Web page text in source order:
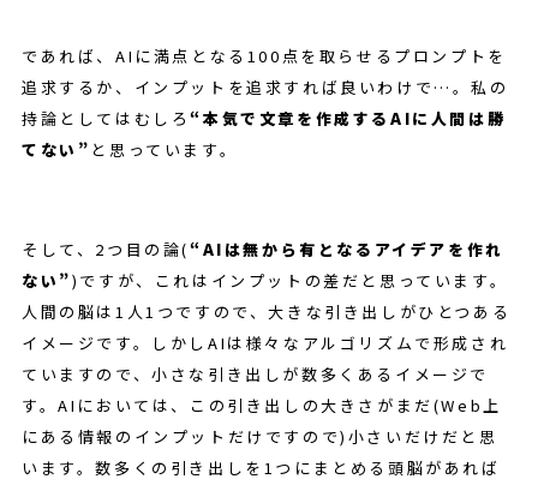
であれば、AIに満点となる100点を取らせるプロンプトを
追求するか、インプットを追求すれば良いわけで…。私の
持論としてはむしろ“本気で文章を作成するAIに人間は勝
てない” と思っています。
そして、2つ目の論(“AIは無から有となるアイデアを作れ
ない”)ですが、これはインプットの差だと思っています。
人間の脳は1人1つですので、大きな引き出しがひとつある
イメージです。しかしAIは様々なアルゴリズムで形成され
ていますので、小さな引き出しが数多くあるイメージで
す。AIにおいては、この引き出しの大きさがまだ(Web上
にある情報のインプットだけですので)小さいだけだと思
います。数多くの引き出しを1つにまとめる頭脳があれば